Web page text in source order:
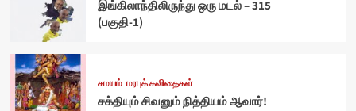
இங்கிலாந்திலிருந்து ஒரு மடல் – 315
(பகுதி-1)
சமயம் மரபுக் கவிதைகள்
சக்தியும் சிவனும் நித்தியம் ஆவார்!